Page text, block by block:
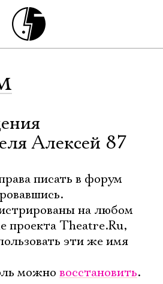
Алексей 87
писать в форум
на любом
проекта Theatre.Ru,
эти же имя
можно восстановить.